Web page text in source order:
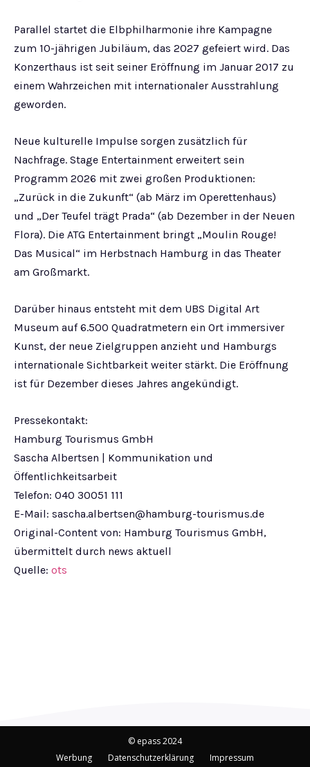
Parallel startet die Elbphilharmonie ihre Kampagne
zum 10-jährigen Jubiläum, das 2027 gefeiert wird. Das
Konzerthaus ist seit seiner Eröffnung im Januar 2017 zu
einem Wahrzeichen mit internationaler Ausstrahlung
geworden.
Neue kulturelle Impulse sorgen zusätzlich für
Nachfrage. Stage Entertainment erweitert sein
Programm 2026 mit zwei großen Produktionen:
„Zurück in die Zukunft“ (ab März im Operettenhaus)
und „Der Teufel trägt Prada“ (ab Dezember in der Neuen
Flora). Die ATG Entertainment bringt „Moulin Rouge!
Das Musical“ im Herbstnach Hamburg in das Theater
am Großmarkt.
Darüber hinaus entsteht mit dem UBS Digital Art
Museum auf 6.500 Quadratmetern ein Ort immersiver
Kunst, der neue Zielgruppen anzieht und Hamburgs
internationale Sichtbarkeit weiter stärkt. Die Eröffnung
ist für Dezember dieses Jahres angekündigt.
Pressekontakt:
Hamburg Tourismus GmbH
Sascha Albertsen | Kommunikation und
Öffentlichkeitsarbeit
Telefon: 040 30051 111
E-Mail: sascha.albertsen@hamburg-tourismus.de
Original-Content von: Hamburg Tourismus GmbH,
übermittelt durch news aktuell
Quelle: ots
© epass 2024
Werbung
Datenschutzerklärung Impressum